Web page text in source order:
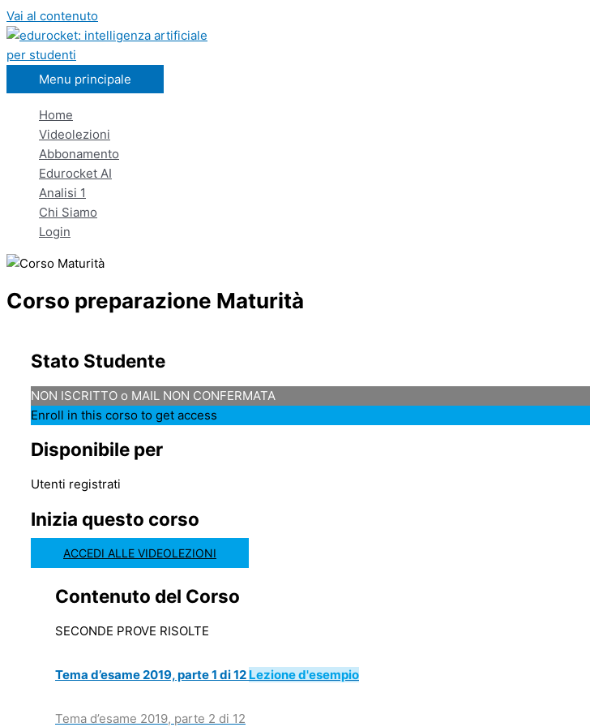
Vai al contenuto
Menu principale
Home
Videolezioni
Abbonamento
Edurocket AI
Analisi 1
Chi Siamo
Login
Corso preparazione Maturità
Stato Studente
NON ISCRITTO o MAIL NON CONFERMATA
Enroll in this corso to get access
Disponibile per
Utenti registrati
Inizia questo corso
ACCEDI ALLE VIDEOLEZIONI
Contenuto del Corso
SECONDE PROVE RISOLTE
Tema d’esame 2019, parte 1 di 12 Lezione d'esempio
Tema d’esame 2019, parte 2 di 12